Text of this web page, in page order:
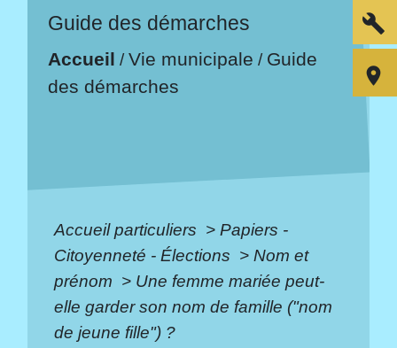
Guide des démarches
Accueil /Vie municipale / Guide
des démarches
Accueil particuliers > Papiers -
Citoyenneté - Élections > Nom et
prénom > Une femme mariée peut-
elle garder son nom de famille ("nom
de jeune fille") ?
build
room